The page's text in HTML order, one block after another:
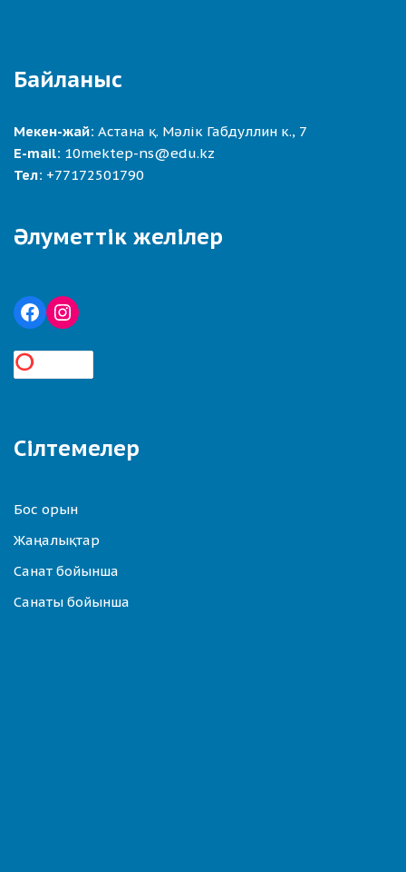
Байланыс
Мекен-жай: Астана қ. Мәлік Габдуллин к., 7
E-mail: 10mektep-ns@edu.kz
Тел: +77172501790
Әлуметтік желілер
Сілтемелер
Бос орын
Жаңалықтар
Санат бойынша
Санаты бойынша